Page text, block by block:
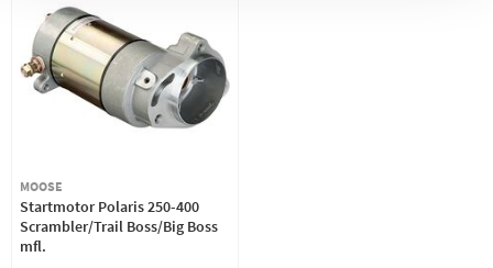
MOOSE
Startmotor Polaris 250-400
Scrambler/Trail Boss/Big Boss
mfl.